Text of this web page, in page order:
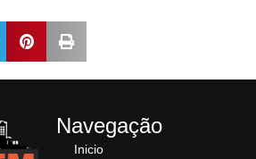
Navegação
Inicio